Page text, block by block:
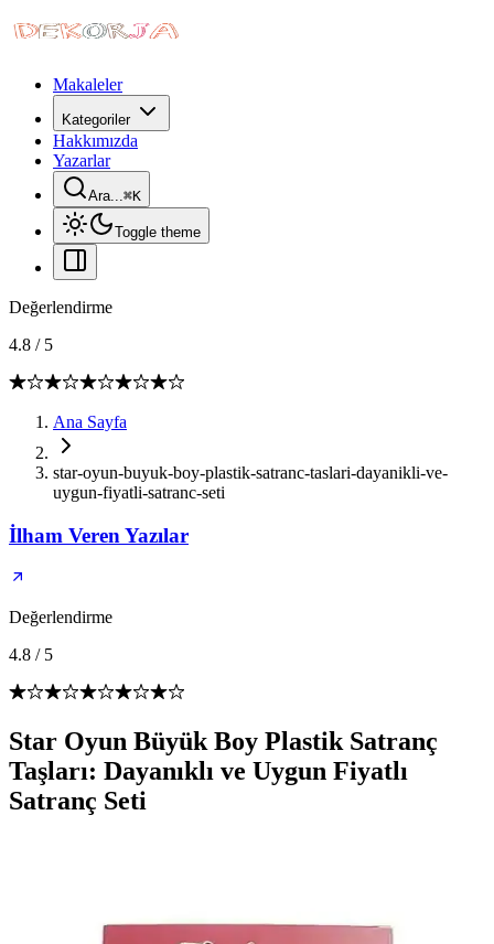
Makaleler
Kategoriler
Hakkımızda
Yazarlar
Ara...⌘K
Toggle theme
Değerlendirme
4.8 / 5
Ana Sayfa
star-oyun-buyuk-boy-plastik-satranc-taslari-dayanikli-ve-
uygun-fiyatli-satranc-seti
İlham Veren Yazılar
Değerlendirme
4.8 / 5
Star Oyun Büyük Boy Plastik Satranç
Taşları: Dayanıklı ve Uygun Fiyatlı
Satranç Seti